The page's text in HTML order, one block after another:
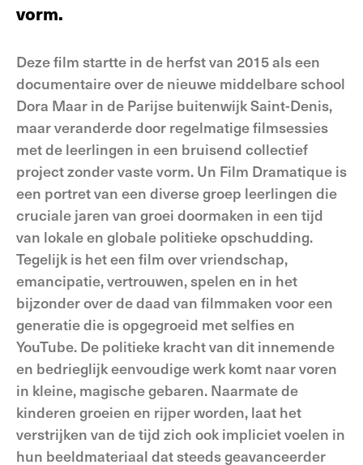
vorm.
Deze film startte in de herfst van 2015 als een
documentaire over de nieuwe middelbare school
Dora Maar in de Parijse buitenwijk Saint-Denis,
maar veranderde door regelmatige filmsessies
met de leerlingen in een bruisend collectief
project zonder vaste vorm. Un Film Dramatique is
een portret van een diverse groep leerlingen die
cruciale jaren van groei doormaken in een tijd
van lokale en globale politieke opschudding.
Tegelijk is het een film over vriendschap,
emancipatie, vertrouwen, spelen en in het
bijzonder over de daad van filmmaken voor een
generatie die is opgegroeid met selfies en
YouTube. De politieke kracht van dit innemende
en bedrieglijk eenvoudige werk komt naar voren
in kleine, magische gebaren. Naarmate de
kinderen groeien en rijper worden, laat het
verstrijken van de tijd zich ook impliciet voelen in
hun beeldmateriaal dat steeds geavanceerder